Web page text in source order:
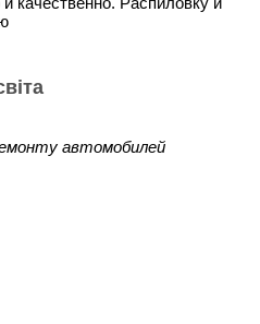
автомобилей